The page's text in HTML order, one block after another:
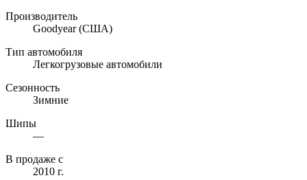
Производитель
Goodyear(США)
Тип автомобиля
Легкогрузовые автомобили
Сезонность
Зимние
Шипы
—
В продаже с
2010 г.